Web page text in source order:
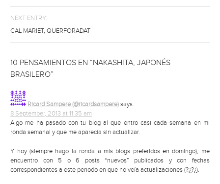
NEXT ENTRY:
CAL MARIET, QUERFORADAT
10 PENSAMIENTOS EN “NAKASHITA, JAPONÉS
BRASILERO”
Ricard Sampere (@ricardsampere) says:
8 September, 2013 at 11:35 am
Algo me ha pasado con tu blog al que entro casi cada semana en mi
ronda semanal y que me aparecía sin actualizar.
Y hoy (siempre hago la ronda a mis blogs preferidos en domingo), me
encuentro con 5 o 6 posts “nuevos” publicados y con fechas
correspondientes a este periodo en que no veía actualizaciones (?¿?¿).